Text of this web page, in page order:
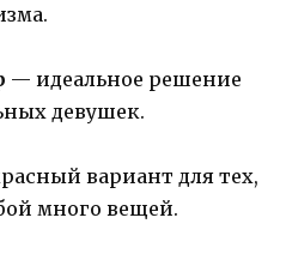
— идеальное решение
девушек.
вариант для тех,
много вещей.